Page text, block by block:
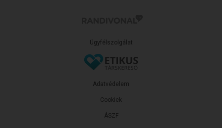
Ügyfélszolgálat
ÁSZF
Adatvédelem
Cookiek